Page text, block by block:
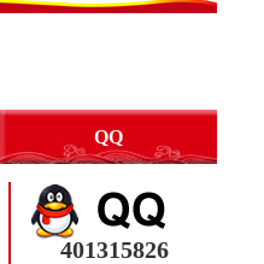
QQ
401315826